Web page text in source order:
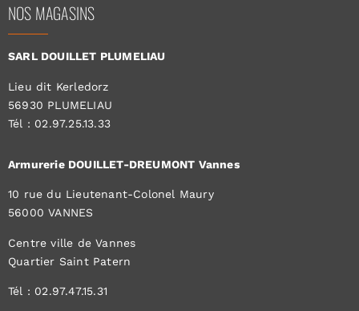
NOS MAGASINS
SARL DOUILLET PLUMELIAU
Lieu dit Kerledorz
56930 PLUMELIAU
Tél : 02.97.25.13.33
Armurerie DOUILLET-DREUMONT Vannes
10 rue du Lieutenant-Colonel Maury
56000 VANNES
Centre ville de Vannes
Quartier Saint Patern
Tél : 02.97.47.15.31